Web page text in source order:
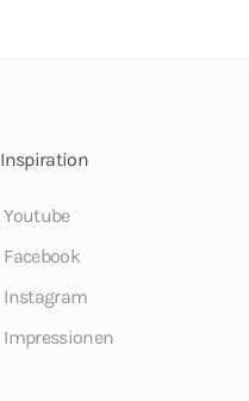
Inspiration
Youtube
Facebook
Instagram
Impressionen